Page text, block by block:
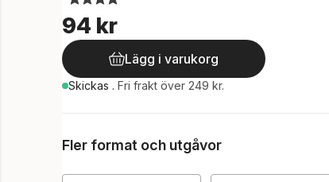
94 kr
Lägg i varukorg
Skickas . Fri frakt över 249 kr.
Fler format och utgåvor